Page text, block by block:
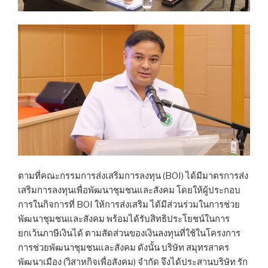
ตามที่คณะกรรมการส่งเสริมการลงทุน (BOI) ได้มีมาตรการส่ง
เสริมการลงทุนเพื่อพัฒนาชุมชนและสังคม โดยให้ผู้ประกอบ
การในกิจการที่ BOI ให้การส่งเสริม ได้มีส่วนร่วมในการช่วย
พัฒนาชุมชนและสังคม พร้อมได้รับสิทธิประโยชน์ในการ
ยกเว้นภาษีเงินได้ ตามสัดส่วนของเงินลงทุนที่ใช้ในโครงการ
การช่วยพัฒนาชุมชนและสังคม ดังนั้น บริษัท สมุทรสาคร
พัฒนาเมือง (วิสาหกิจเพื่อสังคม) จำกัด จึงได้ประสานบริษัท รัก